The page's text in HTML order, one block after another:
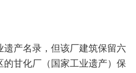
产名录，但该厂建筑保留六
甘化厂（国家工业遗产）保